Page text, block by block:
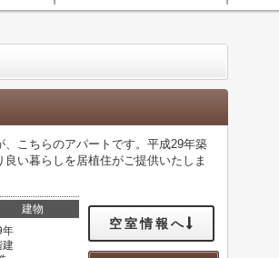
こちらのアパートです。平成29年築
い暮らしを居植住がご提供いたしま
建物
年
建
空室情報へ